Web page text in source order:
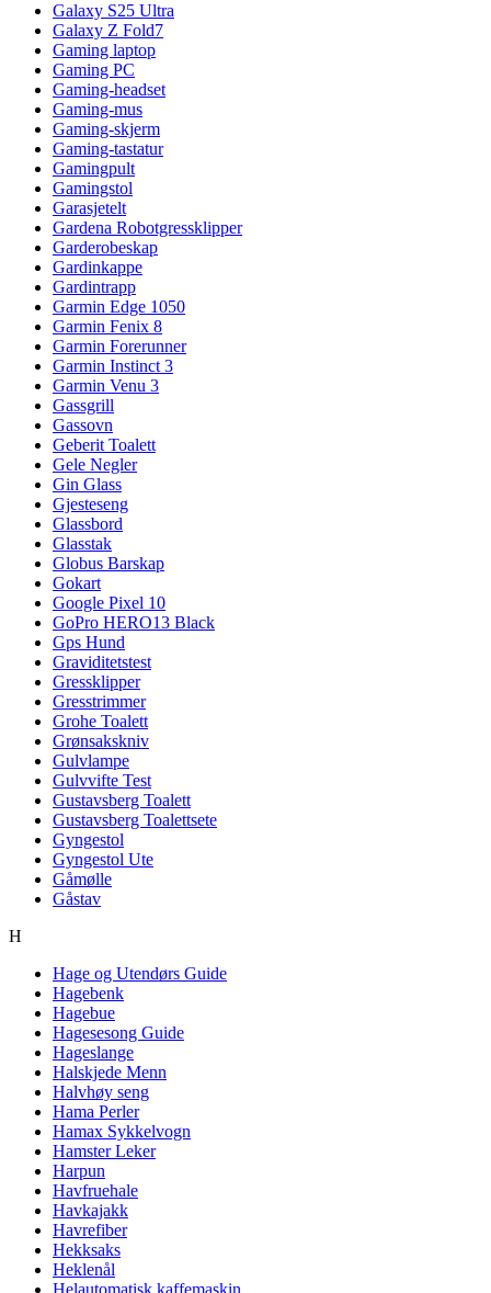
Galaxy S25 Ultra
Galaxy Z Fold7
Gaming laptop
Gaming PC
Gaming-headset
Gaming-mus
Gaming-skjerm
Gaming-tastatur
Gamingpult
Gamingstol
Garasjetelt
Gardena Robotgressklipper
Garderobeskap
Gardinkappe
Gardintrapp
Garmin Edge 1050
Garmin Fenix 8
Garmin Forerunner
Garmin Instinct 3
Garmin Venu 3
Gassgrill
Gassovn
Geberit Toalett
Gele Negler
Gin Glass
Gjesteseng
Glassbord
Glasstak
Globus Barskap
Gokart
Google Pixel 10
GoPro HERO13 Black
Gps Hund
Graviditetstest
Gressklipper
Gresstrimmer
Grohe Toalett
Grønsakskniv
Gulvlampe
Gulvvifte Test
Gustavsberg Toalett
Gustavsberg Toalettsete
Gyngestol
Gyngestol Ute
Gåmølle
Gåstav
H
Hage og Utendørs Guide
Hagebenk
Hagebue
Hagesesong Guide
Hageslange
Halskjede Menn
Halvhøy seng
Hama Perler
Hamax Sykkelvogn
Hamster Leker
Harpun
Havfruehale
Havkajakk
Havrefiber
Hekksaks
Heklenål
Helautomatisk kaffemaskin